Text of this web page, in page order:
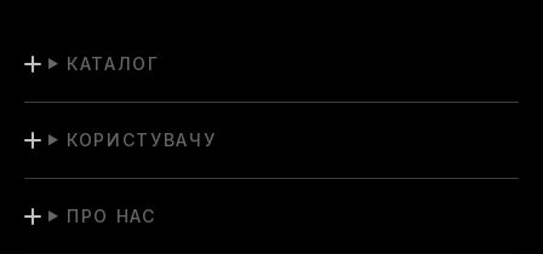
КАТАЛОГ
КОРИСТУВАЧУ
ПРО НАС